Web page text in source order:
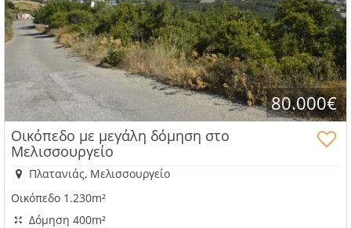
80.000€
Οικόπεδο με μεγάλη δόμηση στο
Μελισσουργείο
Πλατανιάς, Μελισσουργείο
Οικόπεδο 1.230m²
Δόμηση 400m²